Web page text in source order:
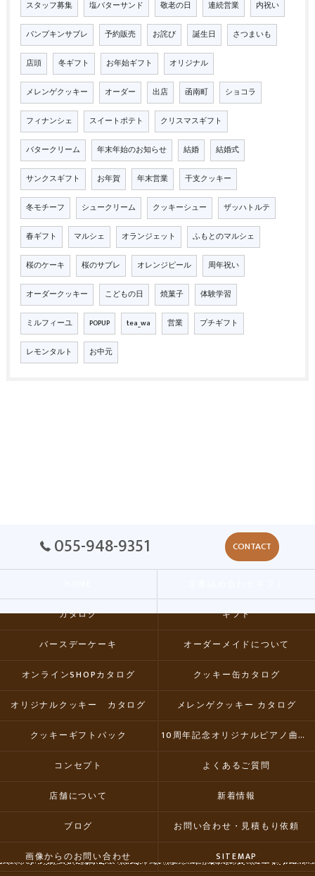
スタッフ募集 塩バターサンド 敬老の日 連続営業 内祝い
パンプキンサブレ 予約販売 お詫び 誕生日 さつまいも
店頭 冬ギフト お年始ギフト オリジナル
メレンゲクッキー オーダー 出店 函南町 ショコラ
フィナンシェ スイートポテト クリスマスギフト
バタークリーム 年末年始のお知らせ 結婚 結婚式
サンクスギフト お年賀 年末営業 干支クッキー
冬モチーフ シュークリーム クッキーシュー ザッハトルテ
春ギフト マルシェ オランジェット ふもとのマルシェ
桜のケーキ 桜のサブレ オレンジピール 周年祝い
オーダークッキー こどもの日 焼菓子 体験学習
ミルフィーユ POPUP tea_wa 営業 プチギフト
レモンタルト お中元
055-948-9351 CONTACT
カタログ ギフト
バースデーケーキ オーダーメイドについて
オンラインSHOPカタログ クッキー缶カタログ
オリジナルクッキー カタログ メレンゲクッキー カタログ
クッキーギフトパック 10周年記念オリジナルピアノ曲集CD
コンセプト よくあるご質問
店舗について 新着情報
ブログ お問い合わせ・見積もり依頼
画像からのお問い合わせ SITEMAP